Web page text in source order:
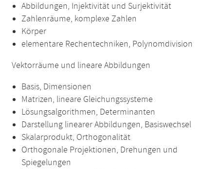
Abbildungen, Injektivität und Surjektivität
Zahlenräume, komplexe Zahlen
Körper
elementare Rechentechniken, Polynomdivision
Vektorräume und lineare Abbildungen
Basis, Dimensionen
Matrizen, lineare Gleichungssysteme
Lösungsalgorithmen, Determinanten
Darstellung linearer Abbildungen, Basiswechsel
Skalarprodukt, Orthogonalität
Orthogonale Projektionen, Drehungen und
Spiegelungen